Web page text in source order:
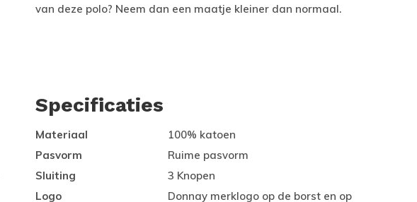
van deze polo? Neem dan een maatje kleiner dan normaal.
Specificaties
Materiaal
100% katoen
Pasvorm
Ruime pasvorm
Sluiting
3 Knopen
Logo
Donnay merklogo op de borst en op